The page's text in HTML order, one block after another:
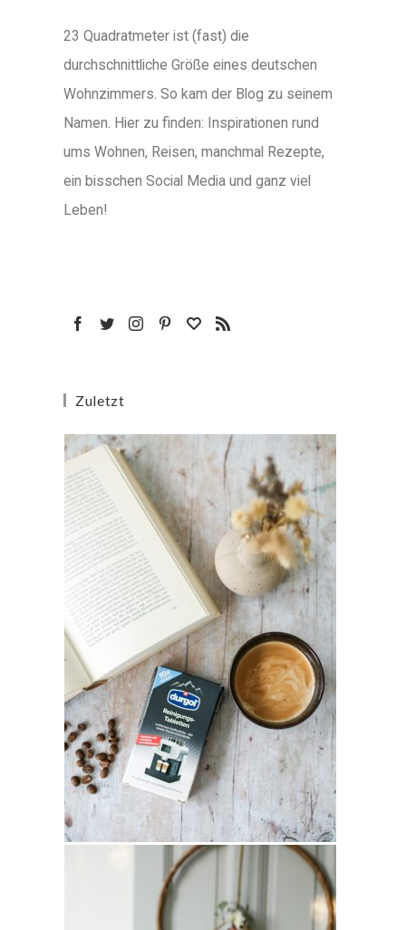
23 Quadratmeter ist (fast) die
durchschnittliche Größe eines deutschen
Wohnzimmers. So kam der Blog zu seinem
Namen. Hier zu finden: Inspirationen rund
ums Wohnen, Reisen, manchmal Rezepte,
ein bisschen Social Media und ganz viel
Leben!
Zuletzt